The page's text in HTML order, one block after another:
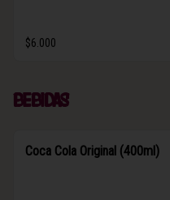
$6.000
Bebidas
Coca Cola Original (400ml)